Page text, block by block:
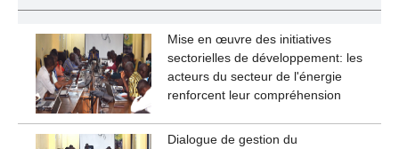
Mise en œuvre des initiatives
sectorielles de développement: les
acteurs du secteur de l'énergie
renforcent leur compréhension
Dialogue de gestion du